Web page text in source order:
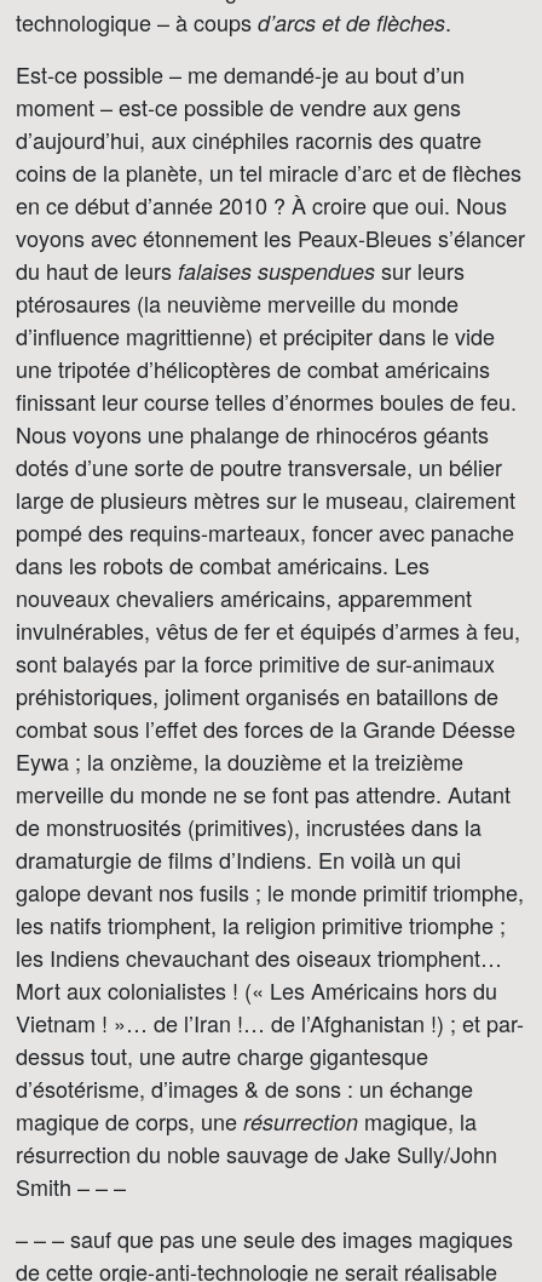
technologique – à coups d’arcs et de flèches.
Est-ce possible – me demandé-je au bout d’un
moment – est-ce possible de vendre aux gens
d’aujourd’hui, aux cinéphiles racornis des quatre
coins de la planète, un tel miracle d’arc et de flèches
en ce début d’année 2010 ? À croire que oui. Nous
voyons avec étonnement les Peaux-Bleues s’élancer
du haut de leurs falaises suspendues sur leurs
ptérosaures (la neuvième merveille du monde
d’influence magrittienne) et précipiter dans le vide
une tripotée d’hélicoptères de combat américains
finissant leur course telles d’énormes boules de feu.
Nous voyons une phalange de rhinocéros géants
dotés d’une sorte de poutre transversale, un bélier
large de plusieurs mètres sur le museau, clairement
pompé des requins-marteaux, foncer avec panache
dans les robots de combat américains. Les
nouveaux chevaliers américains, apparemment
invulnérables, vêtus de fer et équipés d’armes à feu,
sont balayés par la force primitive de sur-animaux
préhistoriques, joliment organisés en bataillons de
combat sous l’effet des forces de la Grande Déesse
Eywa ; la onzième, la douzième et la treizième
merveille du monde ne se font pas attendre. Autant
de monstruosités (primitives), incrustées dans la
dramaturgie de films d’Indiens. En voilà un qui
galope devant nos fusils ; le monde primitif triomphe,
les natifs triomphent, la religion primitive triomphe ;
les Indiens chevauchant des oiseaux triomphent…
Mort aux colonialistes ! (« Les Américains hors du
Vietnam ! »… de l’Iran !… de l’Afghanistan !) ; et par-
dessus tout, une autre charge gigantesque
d’ésotérisme, d’images & de sons : un échange
magique de corps, une résurrection magique, la
résurrection du noble sauvage de Jake Sully/John
Smith – – –
– – – sauf que pas une seule des images magiques
de cette orgie-anti-technologie ne serait réalisable